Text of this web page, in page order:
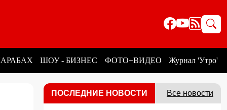
ШОУ - БИЗНЕС ФОТО+ВИДЕО Журнал 'Утро'
ПОСЛЕДНИЕ НОВОСТИ Все новости